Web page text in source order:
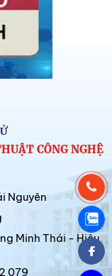
CÔNG NGHỆ
Nguyên
Minh Thái - Hiệu
079